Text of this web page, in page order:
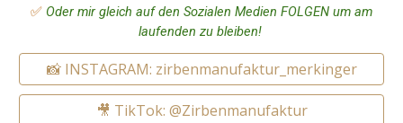
✅ Oder mir gleich auf den Sozialen Medien FOLGEN um am
laufenden zu bleiben!
📸 INSTAGRAM: zirbenmanufaktur_merkinger
🎥 TikTok: @Zirbenmanufaktur